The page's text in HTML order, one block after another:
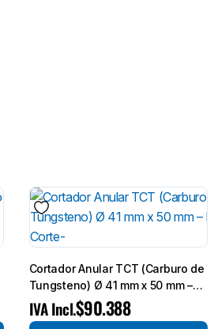
Cortador Anular TCT (Carburo de
Tungsteno) Ø 41 mm x 50 mm –
Broca de Corte-
$90.388
IVA Incl.